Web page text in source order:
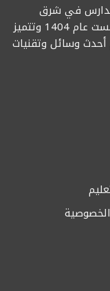
في شرق
الرياض المتخصصة في التعليم العام ، تأسست عام 1404 وتتميز
وسائل وتقنيات